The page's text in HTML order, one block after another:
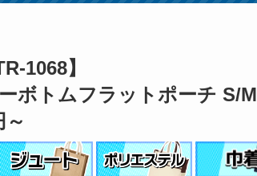
1068】
ボトムフラットポーチ S/M